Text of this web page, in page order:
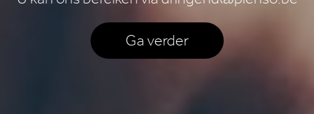
Ga verder